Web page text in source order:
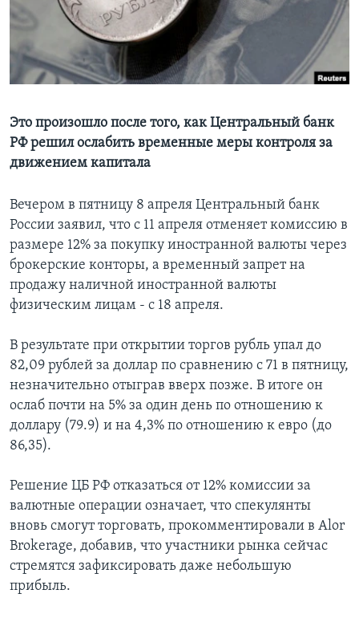
Learning English
СОЦИАЛЬНЫЕ СЕТИ
Языки
Это произошло после того, как Центральный банк
РФ решил ослабить временные меры контроля за
движением капитала
Вечером в пятницу 8 апреля Центральный банк
России заявил, что с 11 апреля отменяет комиссию в
размере 12% за покупку иностранной валюты через
брокерские конторы, а временный запрет на
продажу наличной иностранной валюты
физическим лицам - с 18 апреля.
В результате при открытии торгов рубль упал до
82,09 рублей за доллар по сравнению с 71 в пятницу,
незначительно отыграв вверх позже. В итоге он
ослаб почти на 5% за один день по отношению к
доллару (79.9) и на 4,3% по отношению к евро (до
86,35).
Решение ЦБ РФ отказаться от 12% комиссии за
валютные операции означает, что спекулянты
вновь смогут торговать, прокомментировали в Alor
Brokerage, добавив, что участники рынка сейчас
стремятся зафиксировать даже небольшую
прибыль.